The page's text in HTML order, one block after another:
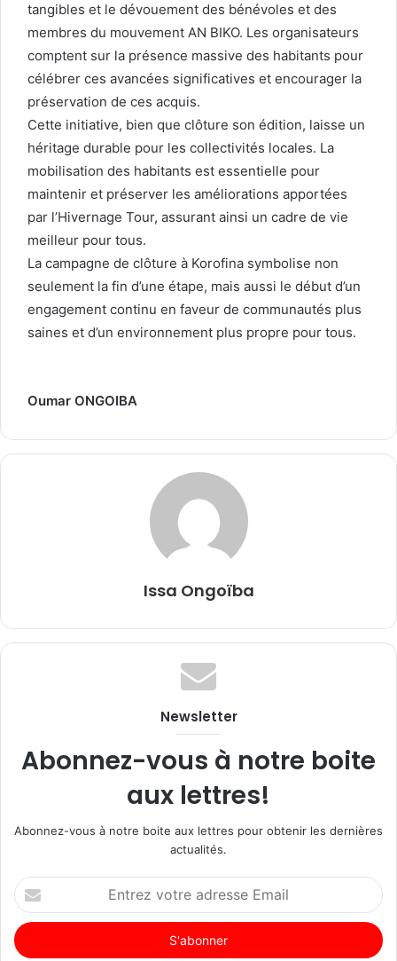
tangibles et le dévouement des bénévoles et des
membres du mouvement AN BIKO. Les organisateurs
comptent sur la présence massive des habitants pour
célébrer ces avancées significatives et encourager la
préservation de ces acquis.
Cette initiative, bien que clôture son édition, laisse un
héritage durable pour les collectivités locales. La
mobilisation des habitants est essentielle pour
maintenir et préserver les améliorations apportées
par l’Hivernage Tour, assurant ainsi un cadre de vie
meilleur pour tous.
La campagne de clôture à Korofina symbolise non
seulement la fin d’une étape, mais aussi le début d’un
engagement continu en faveur de communautés plus
saines et d’un environnement plus propre pour tous.
Oumar ONGOIBA
Issa Ongoïba
Newsletter
Abonnez-vous à notre boite
aux lettres!
Abonnez-vous à notre boite aux lettres pour obtenir les dernières
actualités.
Entrez
votre
adresse
Email